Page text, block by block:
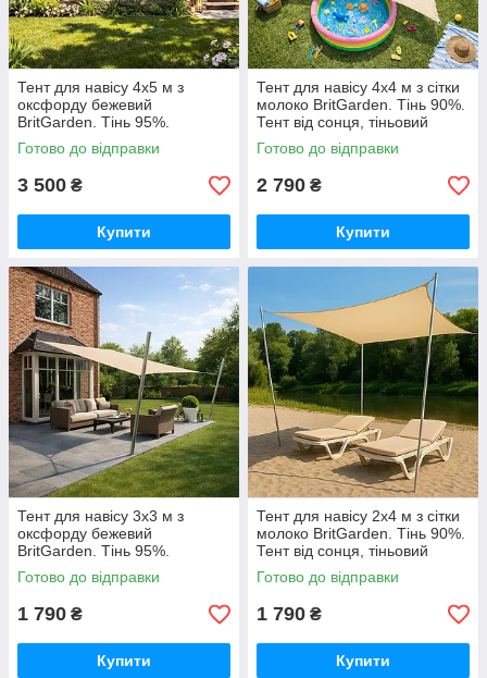
Тент для навісу 4х5 м з
оксфорду бежевий
BritGarden. Тінь 95%.
Водонепроникний тент від
дощу та сонця GoodPlace
Готово до відправки
3 500 ₴
Купити
Тент для навісу 4х4 м з сітки
молоко BritGarden. Тінь 90%.
Тент від сонця, тіньовий
навіс, тент сонцезахисний
GoodPlace
Готово до відправки
2 790 ₴
Купити
Тент для навісу 3х3 м з
оксфорду бежевий
BritGarden. Тінь 95%.
Водонепроникний тент від
дощу та сонця GoodPlace
Готово до відправки
1 790 ₴
Купити
Тент для навісу 2х4 м з сітки
молоко BritGarden. Тінь 90%.
Тент від сонця, тіньовий
навіс, тент сонцезахисний
GoodPlace
Готово до відправки
1 790 ₴
Купити